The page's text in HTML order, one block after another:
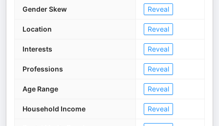
Gender Skew Reveal
Location Reveal
Interests Reveal
Professions Reveal
Age Range Reveal
Household Income Reveal